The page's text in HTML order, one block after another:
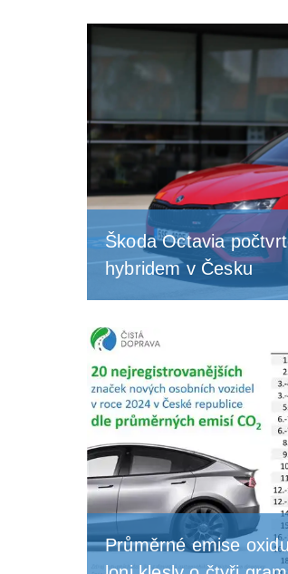
Škoda Octavia
hybridem v Česku
Průměrné emise